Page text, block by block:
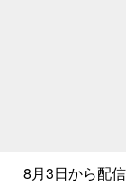
8月3日から配